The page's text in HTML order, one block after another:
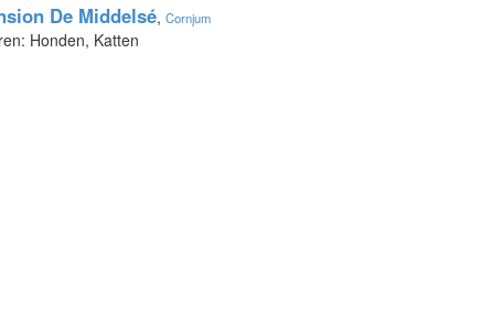
De Middelsé, Cornjum
Honden, Katten